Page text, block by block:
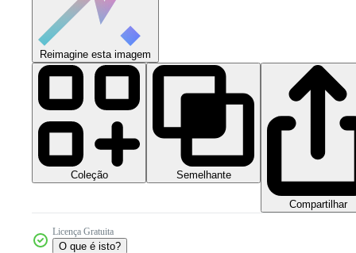
Reimagine esta imagem
Coleção Semelhante
Compartilhar
Licença Gratuita
O que é isto?